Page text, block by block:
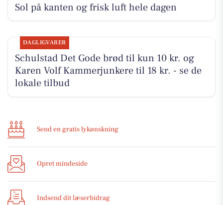
Sol på kanten og frisk luft hele dagen
DAGLIGVARER
Schulstad Det Gode brød til kun 10 kr. og
Karen Volf Kammerjunkere til 18 kr. - se de
lokale tilbud
Send en gratis lykønskning
Opret mindeside
Indsend dit læserbidrag